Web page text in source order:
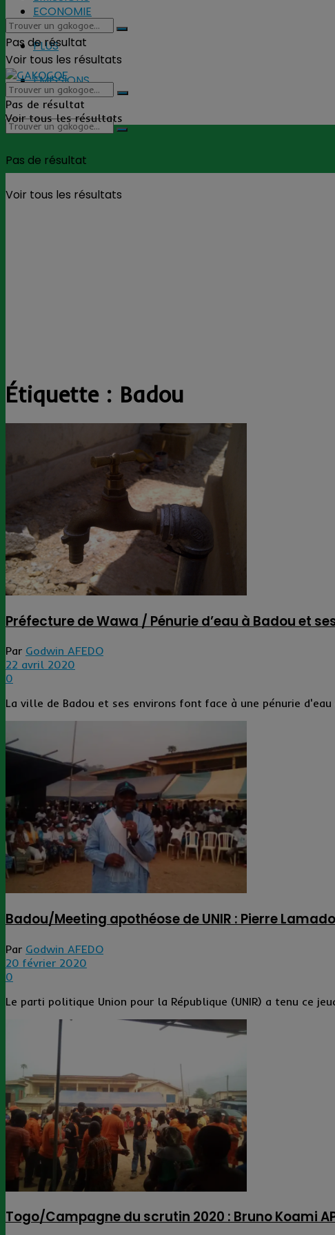
ECONOMIE
PLUS
EMISSIONS
Pas de résultat
Voir tous les résultats
Pas de résultat
Voir tous les résultats
Pas de résultat
Voir tous les résultats
Étiquette : Badou
Préfecture de Wawa / Pénurie d’eau à Badou et
Par Godwin AFEDO
22 avril 2020
0
La ville de Badou et ses environs font face à une pénurie
Badou/Meeting apothéose de UNIR : Pierre
Par Godwin AFEDO
20 février 2020
0
Le parti politique Union pour la République (UNIR) a tenu ce
Togo/Campagne du scrutin 2020 : Bruno Koami